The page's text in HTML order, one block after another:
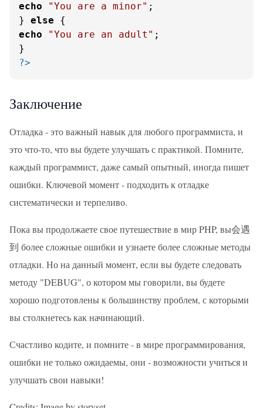
echo
"You are a minor" ;
} else
echo
"You are an adult" ;
?>
Заключение
Отладка - это важный навык для любого программиста, и
это что-то, что вы будете улучшать с практикой. Помните,
каждый программист, даже самый опытный, иногда пишет
ошибки. Ключевой момент - подходить к отладке
систематически и терпеливо.
Пока вы продолжаете свое путешествие в мир PHP, вы会遇
到 более сложные ошибки и узнаете более сложные методы
отладки. Но на данный момент, если вы будете следовать
методу "DEBUG", о котором мы говорили, вы будете
хорошо подготовлены к большинству проблем, с которыми
вы столкнетесь как начинающий.
Счастливо кодите, и помните - в мире программирования,
ошибки не только ожидаемы, они - возможности учиться и
улучшать свои навыки!